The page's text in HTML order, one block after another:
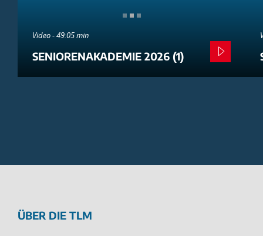
Video - 49:05 min
SENIORENAKADEMIE 2026 (1)
ÜBER DIE TLM